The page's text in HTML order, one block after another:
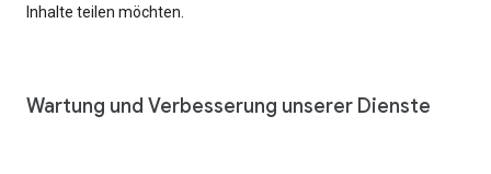
Inhalte teilen möchten.
Wartung und Verbesserung unserer Dienste